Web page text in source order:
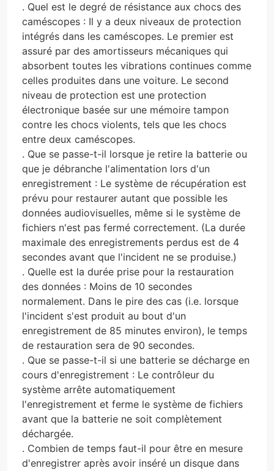
. Quel est le degré de résistance aux chocs des
caméscopes : Il y a deux niveaux de protection
intégrés dans les caméscopes. Le premier est
assuré par des amortisseurs mécaniques qui
absorbent toutes les vibrations continues comme
celles produites dans une voiture. Le second
niveau de protection est une protection
électronique basée sur une mémoire tampon
contre les chocs violents, tels que les chocs
entre deux caméscopes.
. Que se passe-t-il lorsque je retire la batterie ou
que je débranche l'alimentation lors d'un
enregistrement : Le système de récupération est
prévu pour restaurer autant que possible les
données audiovisuelles, même si le système de
fichiers n'est pas fermé correctement. (La durée
maximale des enregistrements perdus est de 4
secondes avant que l'incident ne se produise.)
. Quelle est la durée prise pour la restauration
des données : Moins de 10 secondes
normalement. Dans le pire des cas (i.e. lorsque
l'incident s'est produit au bout d'un
enregistrement de 85 minutes environ), le temps
de restauration sera de 90 secondes.
. Que se passe-t-il si une batterie se décharge en
cours d'enregistrement : Le contrôleur du
système arrête automatiquement
l'enregistrement et ferme le système de fichiers
avant que la batterie ne soit complètement
déchargée.
. Combien de temps faut-il pour être en mesure
d'enregistrer après avoir inséré un disque dans